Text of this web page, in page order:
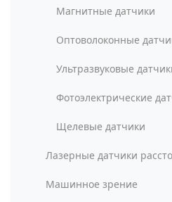
Магнитные датчики
Оптоволоконные
Ультразвуковые
Фотоэлектрические
Щелевые датчики
Лазерные датчики
Машинное зрение